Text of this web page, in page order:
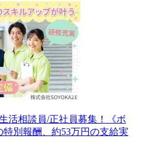
活相談員/正社員募集！《ボ
特別報酬、約53万円の支給実